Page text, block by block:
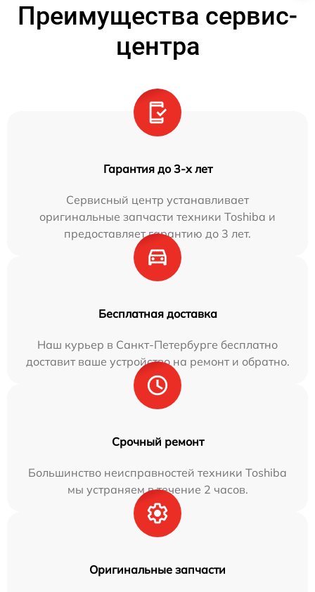
Преимущества сервис-
центра
Гарантия до 3-х лет
Сервисный центр устанавливает
оригинальные запчасти техники Toshiba и
предоставляет гарантию до 3 лет.
Бесплатная доставка
Наш курьер в Санкт-Петербурге бесплатно
доставит ваше устройство на ремонт и обратно.
Срочный ремонт
Большинство неисправностей техники Toshiba
мы устраняем в течение 2 часов.
Оригинальные запчасти